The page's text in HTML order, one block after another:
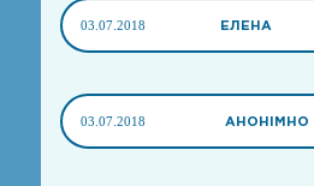
03.07.2018 ЕЛЕНА
03.07.2018 АНОНІМНО